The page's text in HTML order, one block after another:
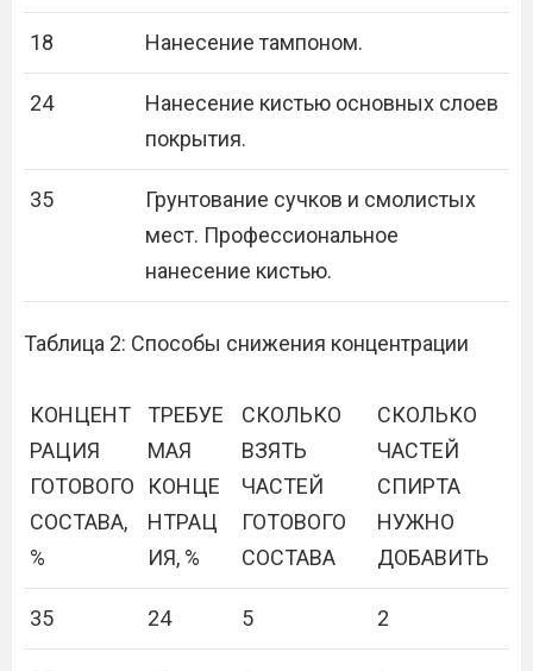
18 Нанесение тампоном.
24
Нанесение кистью основных слоев
покрытия.
35
Грунтование сучков и смолистых
мест. Профессиональное
нанесение кистью.
Таблица 2: Способы снижения концентрации
КОНЦЕНТ
РАЦИЯ
ГОТОВОГО
СОСТАВА,
%
ТРЕБУЕ
МАЯ
КОНЦЕ
НТРАЦ
ИЯ, %
СКОЛЬКО
ВЗЯТЬ
ЧАСТЕЙ
ГОТОВОГО
СОСТАВА
СКОЛЬКО
ЧАСТЕЙ
СПИРТА
НУЖНО
ДОБАВИТЬ
35 24 5 2